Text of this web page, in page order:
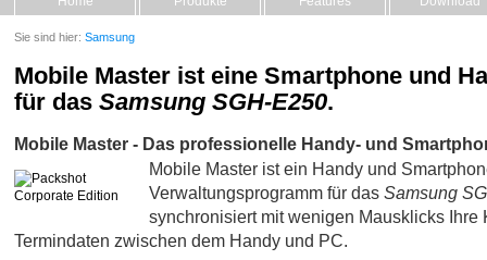
Mobile Master ist eine Smartphone und
für das Samsung SGH-E250.
Mobile Master - Das professionelle Handy- und
Mobile Master ist ein Handy und
Verwaltungsprogramm für das Samsung
synchronisiert mit wenigen Mausklicks Ihre
Termindaten zwischen dem Handy und PC.
Sie sind hier: Samsung